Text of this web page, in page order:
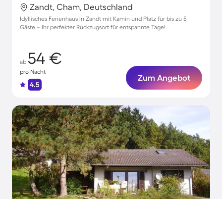
Zandt, Cham, Deutschland
Idyllisches Ferienhaus in Zandt mit Kamin und Platz für bis zu 5
Gäste – Ihr perfekter Rückzugsort für entspannte Tage!
ab 54 €
pro Nacht
4.5
Zum Angebot